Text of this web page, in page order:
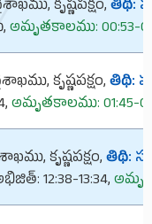
కృష్ణపక్షం, తిథి:
అమృతకాలము: 00:53-
కృష్ణపక్షం, తిథి:
అమృతకాలము: 01:45-
కృష్ణపక్షం, తిథి:
12:38-13:34,